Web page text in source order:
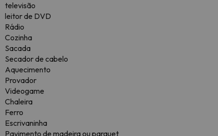
televisão
leitor de DVD
Rádio
Cozinha
Sacada
Secador de cabelo
Aquecimento
Provador
Videogame
Chaleira
Ferro
Escrivaninha
Pavimento de madeira ou parquet